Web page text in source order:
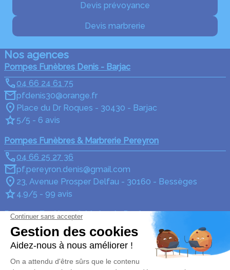
Devis prévoyance
Devis marbrerie
Nos agences
Pompes Funèbres Denis - Barjac
04 66 24 61 75
pfdenis30@orange.fr
Place du Dr Roques - 30430 - Barjac
5/5 - 6 avis
Pompes Funèbres & Marbrerie Pereyron
04 66 25 27 36
pf.pereyron.denis@gmail.com
23, Avenue Prosper Delfau - 30160 - Bessèges
4.9/5 - 99 avis
Pompes Funèbres & Marbrerie Denis
04 66 24 05 90
pfdenis30@orange.fr
1 Place de l'Église - 30500 - Saint-Ambroix
5/5 - 173 avis